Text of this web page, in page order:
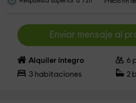
Precio fin
Enviar mensaje al
Alquiler íntegro 6
3 habitaciones 2